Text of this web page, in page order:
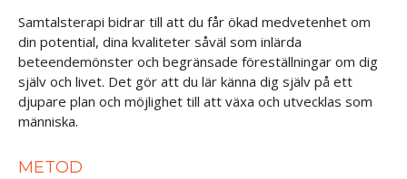
Samtalsterapi bidrar till att du får ökad medvetenhet om
din potential, dina kvaliteter såväl som inlärda
beteendemönster och begränsade föreställningar om dig
själv och livet. Det gör att du lär känna dig själv på ett
djupare plan och möjlighet till att växa och utvecklas som
människa.
METOD